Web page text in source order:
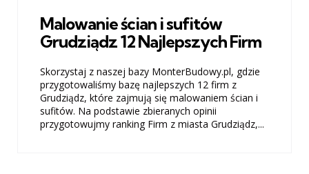
Malowanie ścian i sufitów
Grudziądz 12 Najlepszych Firm
Skorzystaj z naszej bazy MonterBudowy.pl, gdzie
przygotowaliśmy bazę najlepszych 12 firm z
Grudziądz, które zajmują się malowaniem ścian i
sufitów. Na podstawie zbieranych opinii
przygotowujmy ranking Firm z miasta Grudziądz,...